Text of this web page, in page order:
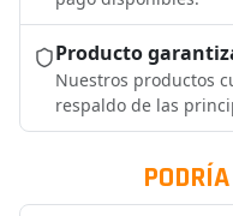
Producto
Nuestros productos
respaldo de las
PODRÍA